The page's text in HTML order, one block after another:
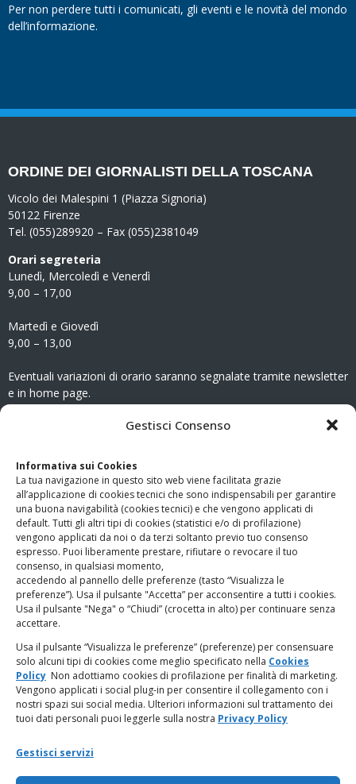
Gestisci Consenso
Informativa sui Cookies
La tua navigazione in questo sito web viene facilitata grazie
all’applicazione di cookies tecnici che sono indispensabili per garantire
una buona navigabilità (cookies tecnici) e che vengono applicati di
default. Tutti gli altri tipi di cookies (statistici e/o di profilazione)
vengono applicati da noi o da terzi soltanto previo tuo consenso
espresso. Puoi liberamente prestare, rifiutare o revocare il tuo
consenso, in qualsiasi momento,
accedendo al pannello delle preferenze (tasto “Visualizza le
preferenze”). Usa il pulsante "Accetta” per acconsentire a tutti i cookies.
Usa il pulsante "Nega" o “Chiudi” (crocetta in alto) per continuare senza
accettare.
Usa il pulsante “Visualizza le preferenze” (preferenze) per consensuare
solo alcuni tipi di cookies come meglio specificato nella Cookies
Policy Non adottiamo cookies di profilazione per finalità di marketing.
Vengono applicati i social plug-in per consentire il collegamento con i
nostri spazi sui social media. Ulteriori informazioni sul trattamento dei
tuoi dati personali puoi leggerle sulla nostra Privacy Policy
Gestisci servizi
Per non perdere tutti i comunicati, gli eventi e le novità del mondo
dell’informazione.
ORDINE DEI GIORNALISTI DELLA TOSCANA
Vicolo dei Malespini 1 (Piazza Signoria)
50122 Firenze
Tel. (055)289920 – Fax (055)2381049
Orari segreteria
Lunedì, Mercoledì e Venerdì
9,00 – 17,00
Martedì e Giovedì
9,00 – 13,00
Eventuali variazioni di orario saranno segnalate tramite newsletter
e in home page.
www.odg.toscana.it – testata registrata presso il Tribunale di
Firenze al nr. 5208 dell’ 08.10.2002. Direttore responsabile:
Giampaolo Marchini – C.F. 80005790482
LINK UTILI
PagoPA
Privacy Policy
Regolamento categorie particolari di dati personali e dati
giudiziari
Amministrazione Trasparente